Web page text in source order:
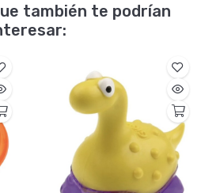
también te podrían